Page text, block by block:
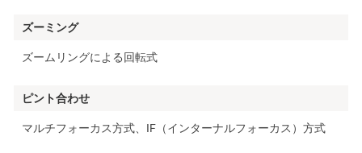
ズーミング
ズームリングによる回転式
ピント合わせ
マルチフォーカス方式、IF（インターナルフォーカス）方式